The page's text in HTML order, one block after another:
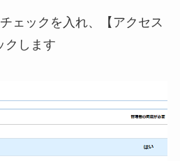
ェックを入れ、【アクセス
クします